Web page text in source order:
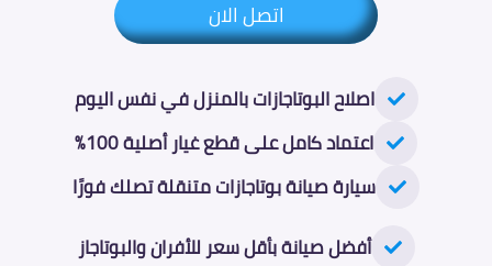
اتصل الان
اصلاح البوتاجازات بالمنزل في نفس اليوم
اعتماد كامل على قطع غيار أصلية 100%
سيارة صيانة بوتاجازات متنقلة تصلك فورًا
أفضل صيانة بأقل سعر للأفران والبوتاجاز